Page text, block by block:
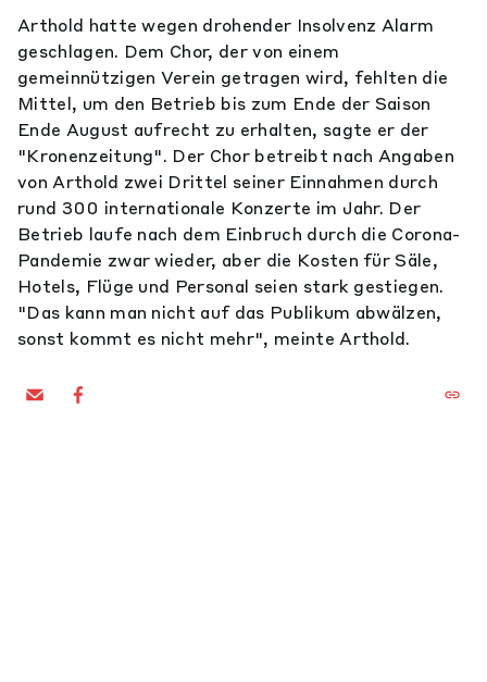
Arthold hatte wegen drohender Insolvenz Alarm
geschlagen. Dem Chor, der von einem
gemeinnützigen Verein getragen wird, fehlten die
Mittel, um den Betrieb bis zum Ende der Saison
Ende August aufrecht zu erhalten, sagte er der
"Kronenzeitung". Der Chor betreibt nach Angaben
von Arthold zwei Drittel seiner Einnahmen durch
rund 300 internationale Konzerte im Jahr. Der
Betrieb laufe nach dem Einbruch durch die Corona-
Pandemie zwar wieder, aber die Kosten für Säle,
Hotels, Flüge und Personal seien stark gestiegen.
"Das kann man nicht auf das Publikum abwälzen,
sonst kommt es nicht mehr", meinte Arthold.